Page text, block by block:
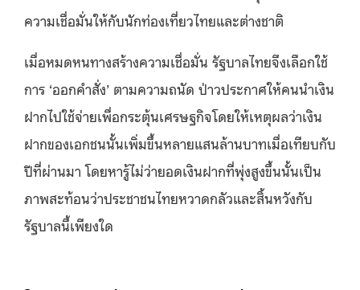
ความเชื่อมั่นให้กับนักท่องเที่ยวไทยและต่างชาติ
เมื่อหมดหนทางสร้างความเชื่อมั่น รัฐบาลไทยจึงเลือกใช้
การ ‘ออกคำสั่ง’ ตามความถนัด ป่าวประกาศให้คนนำเงิน
ฝากไปใช้จ่ายเพื่อกระตุ้นเศรษฐกิจโดยให้เหตุผลว่าเงิน
ฝากของเอกชนนั้นเพิ่มขึ้นหลายแสนล้านบาทเมื่อเทียบกับ
ปีที่ผ่านมา โดยหารู้ไม่ว่ายอดเงินฝากที่พุ่งสูงขึ้นนั้นเป็น
ภาพสะท้อนว่าประชาชนไทยหวาดกลัวและสิ้นหวังกับ
รัฐบาลนี้เพียงใด